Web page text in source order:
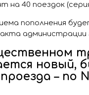
на 40 поездок
пополнения
администрации
новый,
– по